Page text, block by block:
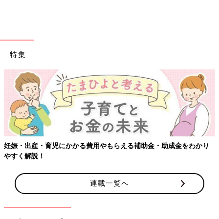
柔らかく上質な触り心地で優しく包みこんでくれるスリーパー。
湯冷めや寝冷えから赤ちゃんを守ってくれます。表はピカチュウ
パー¥6,900）
ギフトでも自宅でも使える商品、どこで買える？
特集
妊娠・出産・育児にかかる費用やもらえる補助金・助成金をわかり
やすく解説！
連載一覧へ